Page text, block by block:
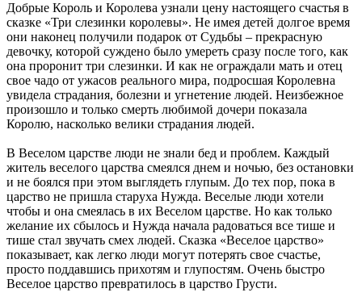
Добрые Король и Королева узнали цену настоящего счастья в
сказке «Три слезинки королевы». Не имея детей долгое время
они наконец получили подарок от Судьбы – прекрасную
девочку, которой суждено было умереть сразу после того, как
она проронит три слезинки. И как не ограждали мать и отец
свое чадо от ужасов реального мира, подросшая Королевна
увидела страдания, болезни и угнетение людей. Неизбежное
произошло и только смерть любимой дочери показала
Королю, насколько велики страдания людей.
В Веселом царстве люди не знали бед и проблем. Каждый
житель веселого царства смеялся днем и ночью, без остановки
и не боялся при этом выглядеть глупым. До тех пор, пока в
царство не пришла старуха Нужда. Веселые люди хотели
чтобы и она смеялась в их Веселом царстве. Но как только
желание их сбылось и Нужда начала радоваться все тише и
тише стал звучать смех людей. Сказка «Веселое царство»
показывает, как легко люди могут потерять свое счастье,
просто поддавшись прихотям и глупостям. Очень быстро
Веселое царство превратилось в царство Грусти.